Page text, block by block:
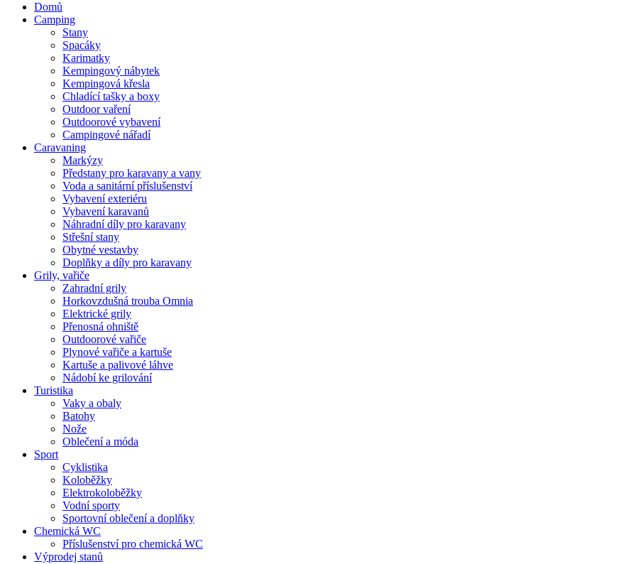
Domů
Camping
Stany
Spacáky
Karimatky
Kempingový nábytek
Kempingová křesla
Chladící tašky a boxy
Outdoor vaření
Outdoorové vybavení
Campingové nářadí
Caravaning
Markýzy
Předstany pro karavany a vany
Voda a sanitární příslušenství
Vybavení exteriéru
Vybavení karavanů
Náhradní díly pro karavany
Střešní stany
Obytné vestavby
Doplňky a díly pro karavany
Grily, vařiče
Zahradní grily
Horkovzdušná trouba Omnia
Elektrické grily
Přenosná ohniště
Outdoorové vařiče
Plynové vařiče a kartuše
Kartuše a palivové láhve
Nádobí ke grilování
Turistika
Vaky a obaly
Batohy
Nože
Oblečení a móda
Sport
Cyklistika
Koloběžky
Elektrokoloběžky
Vodní sporty
Sportovní oblečení a doplňky
Chemická WC
Příslušenství pro chemická WC
Výprodej stanů